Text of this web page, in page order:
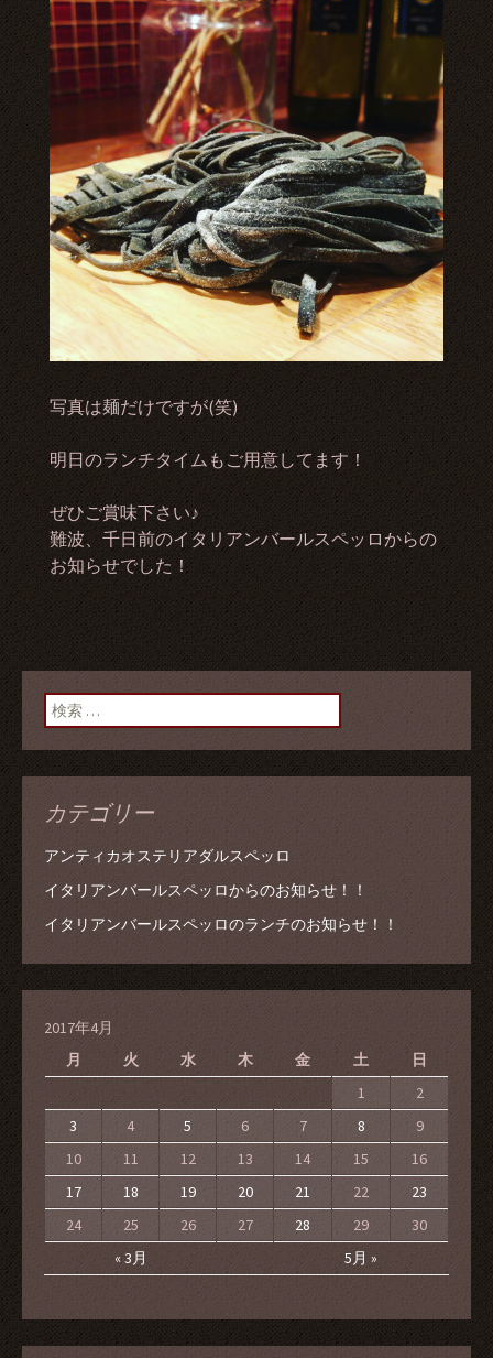
写真は麺だけですが(笑)
明日のランチタイムもご用意してます！
ぜひご賞味下さい♪
難波、千日前のイタリアンバールスペッロからの
お知らせでした！
検索:
カテゴリー
アンティカオステリアダルスペッロ
イタリアンバールスペッロからのお知らせ！！
イタリアンバールスペッロのランチのお知らせ！！
2017年4月
月
火 水 木 金 土 日
« 3月 5月 »
1
2
3
4 5 6 7 8
9
10
11 12 13 14 15
16
17
18 19 20 21 22
23
24
25 26 27 28 29 30